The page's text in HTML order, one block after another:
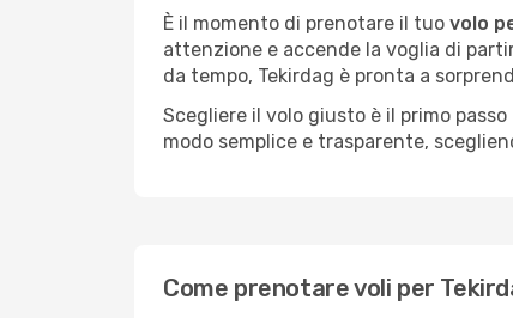
È il momento di prenotare il tuo volo
attenzione e accende la voglia di
da tempo, Tekirdag è pronta a
Scegliere il volo giusto è il primo
modo semplice e trasparente,
Come prenotare voli per